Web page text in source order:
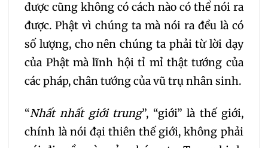
213 214 215 216
217 218 219 220
221
224 225 226
được cũng không có cách nào có thể nói ra
được. Phật vì chúng ta mà nói ra đều là có
số lượng, cho nên chúng ta phải từ lời dạy
của Phật mà lĩnh hội tỉ mỉ thật tướng của
các pháp, chân tướng của vũ trụ nhân sinh.
“Nhất nhất giới trung”, “giới” là thế giới,
chính là nói đại thiên thế giới, không phải